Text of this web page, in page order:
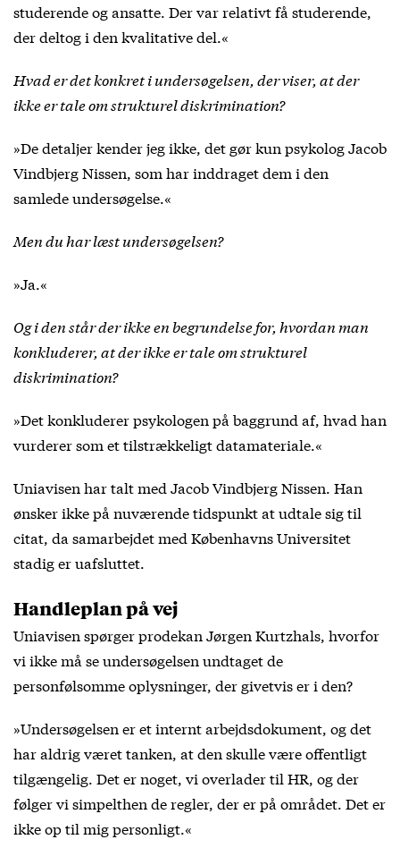
studerende og ansatte. Der var relativt få studerende,
der deltog i den kvalitative del.«
Hvad er det konkret i undersøgelsen, der viser, at der
ikke er tale om strukturel diskrimination?
»De detaljer kender jeg ikke, det gør kun psykolog Jacob
Vindbjerg Nissen, som har inddraget dem i den
samlede undersøgelse.«
Men du har læst undersøgelsen?
»Ja.«
Og i den står der ikke en begrundelse for, hvordan man
konkluderer, at der ikke er tale om strukturel
diskrimination?
»Det konkluderer psykologen på baggrund af, hvad han
vurderer som et tilstrækkeligt datamateriale.«
Uniavisen har talt med Jacob Vindbjerg Nissen. Han
ønsker ikke på nuværende tidspunkt at udtale sig til
citat, da samarbejdet med Københavns Universitet
stadig er uafsluttet.
Handleplan på vej
Uniavisen spørger prodekan Jørgen Kurtzhals, hvorfor
vi ikke må se undersøgelsen undtaget de
personfølsomme oplysninger, der givetvis er i den?
»Undersøgelsen er et internt arbejdsdokument, og det
har aldrig været tanken, at den skulle være offentligt
tilgængelig. Det er noget, vi overlader til HR, og der
følger vi simpelthen de regler, der er på området. Det er
ikke op til mig personligt.«